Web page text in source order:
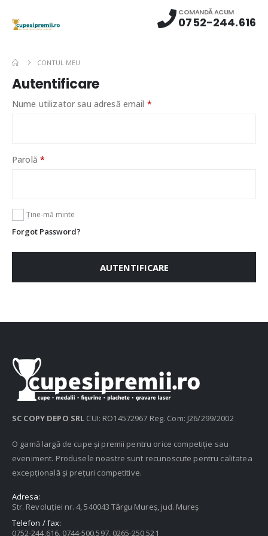
COMANDĂ ACUM
0752-244.616
CONTUL MEU
Autentificare
Nume utilizator sau adresă email *
Parolă *
Ține-mă minte
Forgot Password?
AUTENTIFICARE
SC COPY DEPO SRL CUI: RO14572967 Reg. Com: J26/299/2002
O gamă largă de cupe și premii pentru orice competiție sau
eveniment. Produsele noastre sunt recunoscute pentru calitatea
excepțională și prețuri competitive.
Adresa:
Str. Revoluției nr. 4, 540043 Târgu Mureș, jud. Mureș
Telefon / fax:
0752-244.616, 0744-500.597, 0265-250.521